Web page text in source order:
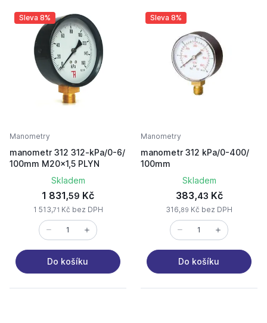
Sleva 8%
Manometry
manometr 312 312-kPa/0-6/
100mm M20x1,5 PLYN
Skladem
1 831,59 Kč
1 513,71 Kč bez DPH
Do košíku
Sleva 8%
Manometry
manometr 312 kPa/0-400/
100mm
Skladem
383,43 Kč
316,89 Kč bez DPH
Do košíku